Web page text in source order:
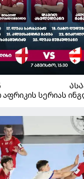
აფრიკის სერიას